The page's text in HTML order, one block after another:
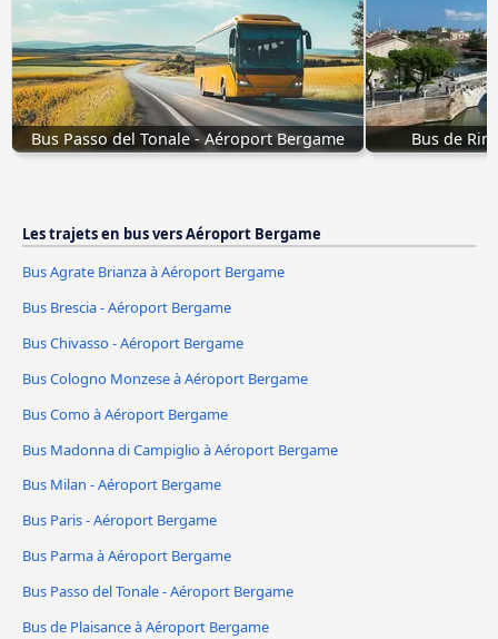
Bus Passo del Tonale - Aéroport Bergame Bus de
Les trajets en bus vers Aéroport Bergame
Bus Agrate Brianza à Aéroport Bergame
Bus Brescia - Aéroport Bergame
Bus Chivasso - Aéroport Bergame
Bus Cologno Monzese à Aéroport Bergame
Bus Como à Aéroport Bergame
Bus Madonna di Campiglio à Aéroport Bergame
Bus Milan - Aéroport Bergame
Bus Paris - Aéroport Bergame
Bus Parma à Aéroport Bergame
Bus Passo del Tonale - Aéroport Bergame
Bus de Plaisance à Aéroport Bergame